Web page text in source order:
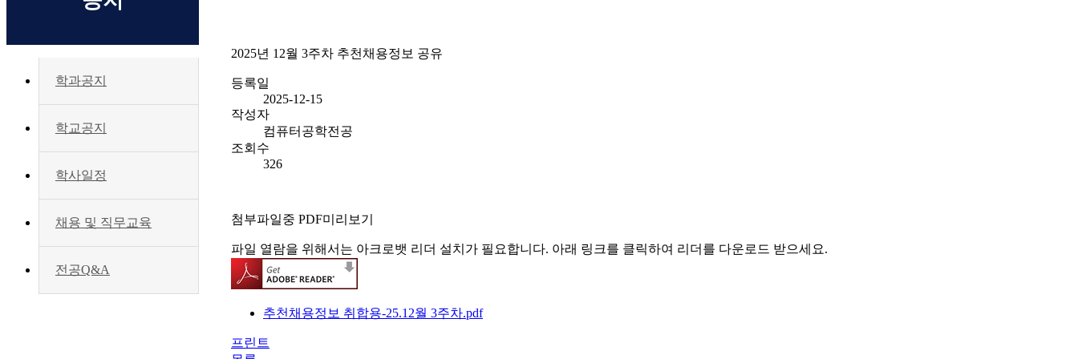
학과공지
학교공지
학사일정
채용 및 직무교육
전공Q&A
2025년 12월 3주차 추천채용정보 공유
등록일
2025-12-15
작성자
컴퓨터공학전공
조회수
326
첨부파일중 PDF미리보기
파일 열람을 위해서는 아크로뱃 리더 설치가 필요합니다. 아래 링크를 클릭하여 리더를 다운로드 받으세요.
추천채용정보 취합용-25.12월 3주차.pdf
프린트